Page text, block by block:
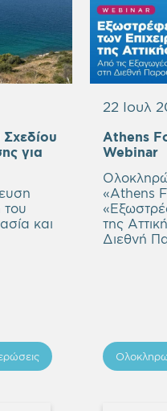
για
του
και
22 Ιουλ
Athens
Webinar
«Athens
«
της
Διεθνή